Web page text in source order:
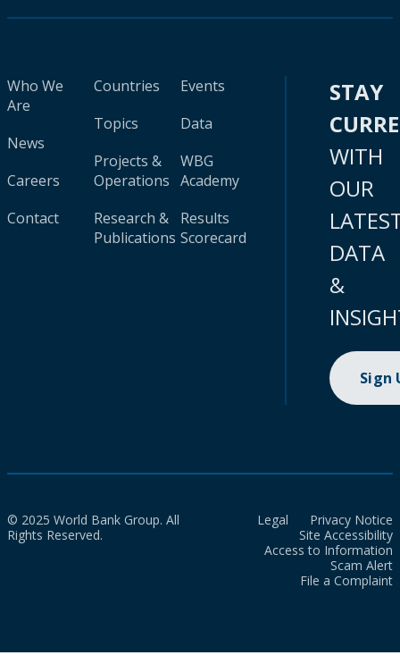
Who We
Are
News
Careers
Contact
Countries
Topics
Projects &
Operations
Research &
Publications
Events
Data
WBG
Academy
Results
Scorecard
STAY
WITH
OUR
DATA
&
Sign
© 2025 World Bank Group. All
Rights Reserved.
Legal
Privacy Notice
Site Accessibility
Access to Information
Scam Alert
File a Complaint